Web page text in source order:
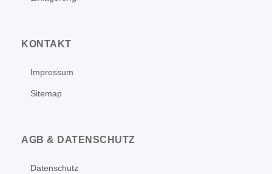
KONTAKT
Impressum
Sitemap
AGB & DATENSCHUTZ
Datenschutz